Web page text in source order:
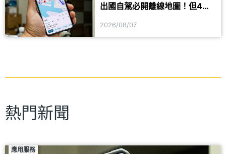
出國自駕必開離線地圖！但4項
2026/08/07
熱門新聞
應用服務